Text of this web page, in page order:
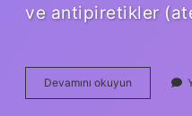
ve antipiretikler
Devamını okuyun
Gebelik